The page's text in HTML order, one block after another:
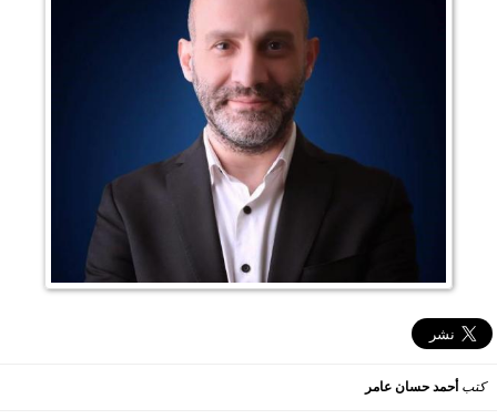
كتبأحمد حسان عامر